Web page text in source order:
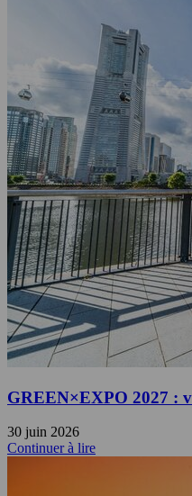
GREEN×EXPO 2027 :
30 juin 2026
Continuer à lire